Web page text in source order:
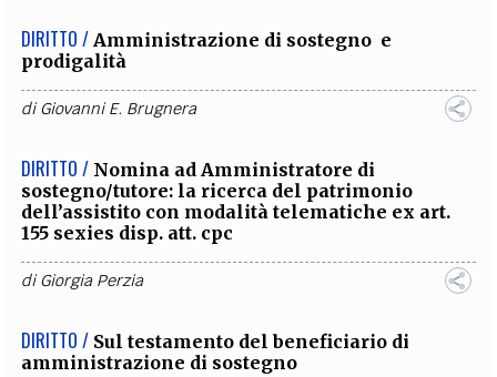
DIRITTO / Amministrazione di sostegno e
prodigalità
diGiovanni E. Brugnera
DIRITTO / Nomina ad Amministratore di
sostegno/tutore: la ricerca del patrimonio
dell’assistito con modalità telematiche ex art.
155 sexies disp. att. cpc
diGiorgia Perzia
DIRITTO / Sul testamento del beneficiario di
amministrazione di sostegno